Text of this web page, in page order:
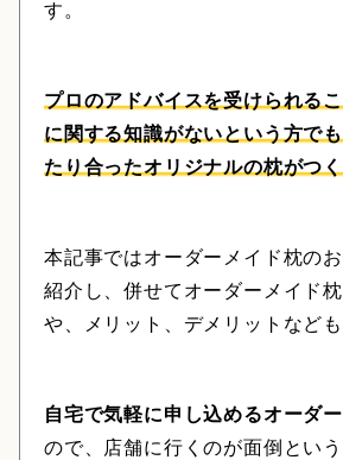
す。
プロのアドバイスを受けられる
に関する知識がないという方で
たり合ったオリジナルの枕がつ
本記事ではオーダーメイド枕の
紹介し、併せてオーダーメイド
や、メリット、デメリットなども
自宅で気軽に申し込めるオーダ
ので、店舗に行くのが面倒とい